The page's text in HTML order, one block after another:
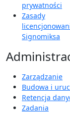
prywatności
Zasady
Signomiksa
Zarządzanie
Budowa i
Retencja
Zadania